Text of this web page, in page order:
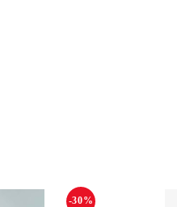
-30%